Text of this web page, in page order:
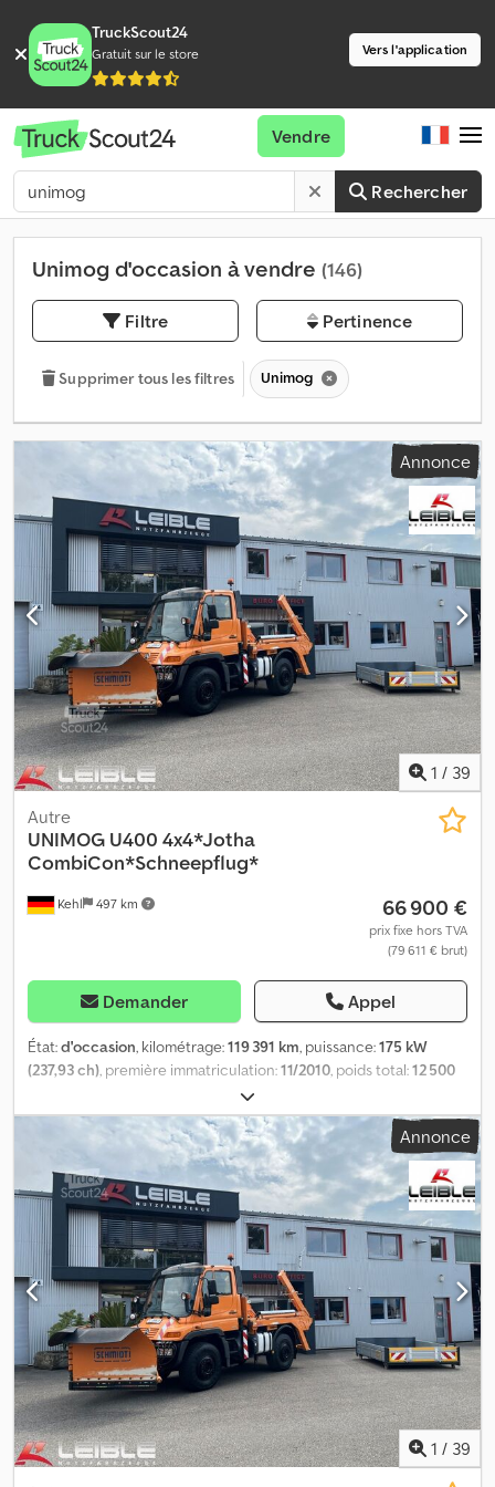
TruckScout24
Gratuit sur le store Vers l'application
Rechercher
Vendre
Unimog d'occasion à vendre (146)
Filtre Pertinence
Supprimer tous les filtres Unimog
Annonce
1 / 39
Kehl 497 km
Autre
UNIMOG U400 4x4*Jotha
CombiCon*Schneepflug*
66 900 €
prix fixe hors TVA
(79 611 € brut)
Demander Appel
État:d'occasion, kilométrage:119 391 km, puissance:175 kW
(237,93 ch), première immatriculation:11/2010, poids total:12 500
, couleur:
d'essieux:2 essieux, prochaine inspection (TÜV):10/2026, type
semi-automatique, classe d'émission: Euro 5, Année
2010, Équipement: ABS, climatisation,
programme électronique de stabilité (ESP), transmission
intégrale, Mercedes-Benz Unimog U 400 4x4 | Jotha CombiCon |
Chasse-neige Schmidt | Plateau Numéro d'identification du
véhicule (VIN) : V225352 CHÂSSIS / COMPOSANTS * 4x4 *
Suspension à ressorts hélicoïdaux * Empattement : 3 080 mm *
ABS * Blocage de différentiel * Attelage pour remorque à
ressorts à anneaux * Raccord pneumatique à 2 conduites pour
remorques à frein pneumatique * Plaque de montage avant *
Hydraulique pour équipements communaux avant et arrière *
Prises électriques à l'arrière * Chaînes à neige * Projecteurs de
travail * Feux clignotants à 360° * 1 réservoir diesel en aluminium *
1 réservoir AdBlue CARROSSERIE * Système de changement
rapide Jotha CombiCon 4520 U * Année de fabrication de la
Annonce
1 / 39